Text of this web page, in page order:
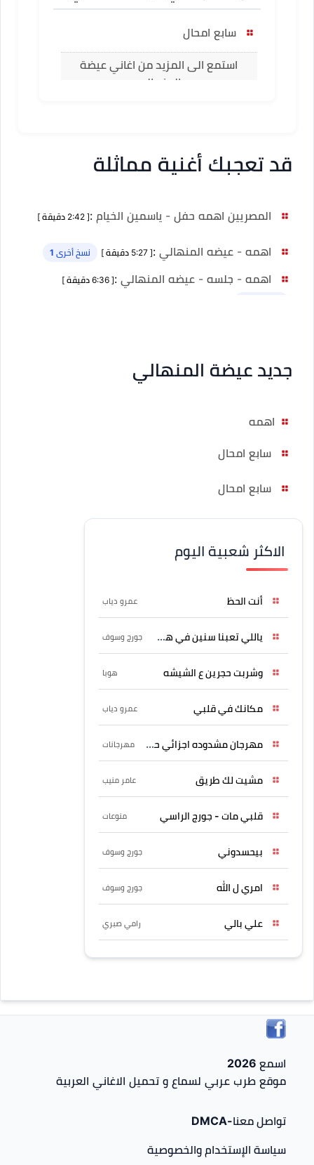
سابع امحال
استمع الى المزيد من اغاني عيضة
المنهالي
قد تعجبك أغنية مماثلة
المصريين اهمه حفل - ياسمين الخيام :[ 2:42 دقيقة ]
اهمه - عيضه المنهالي :[ 5:27 دقيقة ] نسخ أخرى 1
اهمه - جلسه - عيضه المنهالي :[ 6:36 دقيقة ]
جديد عيضة المنهالي
اهمه
سابع امحال
سابع امحال
الاكثر شعبية اليوم
أنت الحظ عمرو دياب
ياللي تعبنا سنين في هواه جورج وسوف
وشربت حجرين ع الشيشه هوبا
مكانك في قلبي عمرو دياب
مهرجان مشدوده اجزائي حربونى مهرجانات
مشيت لك طريق عامر منيب
قلبي مات - جورج الراسي منوعات
بيحسدوني جورج وسوف
امري ل الله جورج وسوف
علي بالي رامي صبري
اسمع 2026
موقع طرب عربي لسماع و تحميل الاغاني العربية
تواصل معنا-DMCA
سياسة الإستخدام والخصوصية